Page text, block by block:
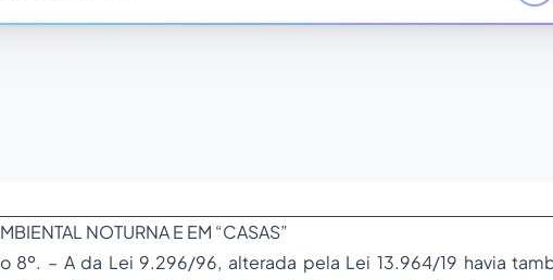
NOTURNA E EM “CASAS”
8º. – A da Lei 9.296/96, alterada pela Lei 13.964/19 havia